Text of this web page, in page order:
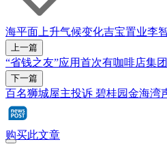
海平面上升气候变化吉宝置业李
上一篇
“省钱之友”应用首次有咖啡店集
下一篇
百名狮城屋主投诉 碧桂园金海湾
购买此文章